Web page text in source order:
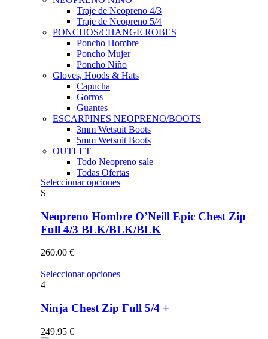
Traje de Neopreno 4/3
Traje de Neopreno 5/4
PONCHOS/CHANGE ROBES
Poncho Hombre
Poncho Mujer
Poncho Niño
Gloves, Hoods & Hats
Capucha
Gorros
Guantes
ESCARPINES NEOPRENO/BOOTS
3mm Wetsuit Boots
5mm Wetsuit Boots
OUTLET
Todo Neopreno sale
Todas Ofertas
Seleccionar opcionesEste
múltiples
variantes.
Las
elegir
página
S
Neopreno Hombre O’Neill Epic Chest Zip
Full 4/3 BLK/BLK/BLK
260.00 €
Seleccionar opcionesEste
múltiples
variantes.
4
Ninja Chest Zip Full 5/4 +
249.95 €